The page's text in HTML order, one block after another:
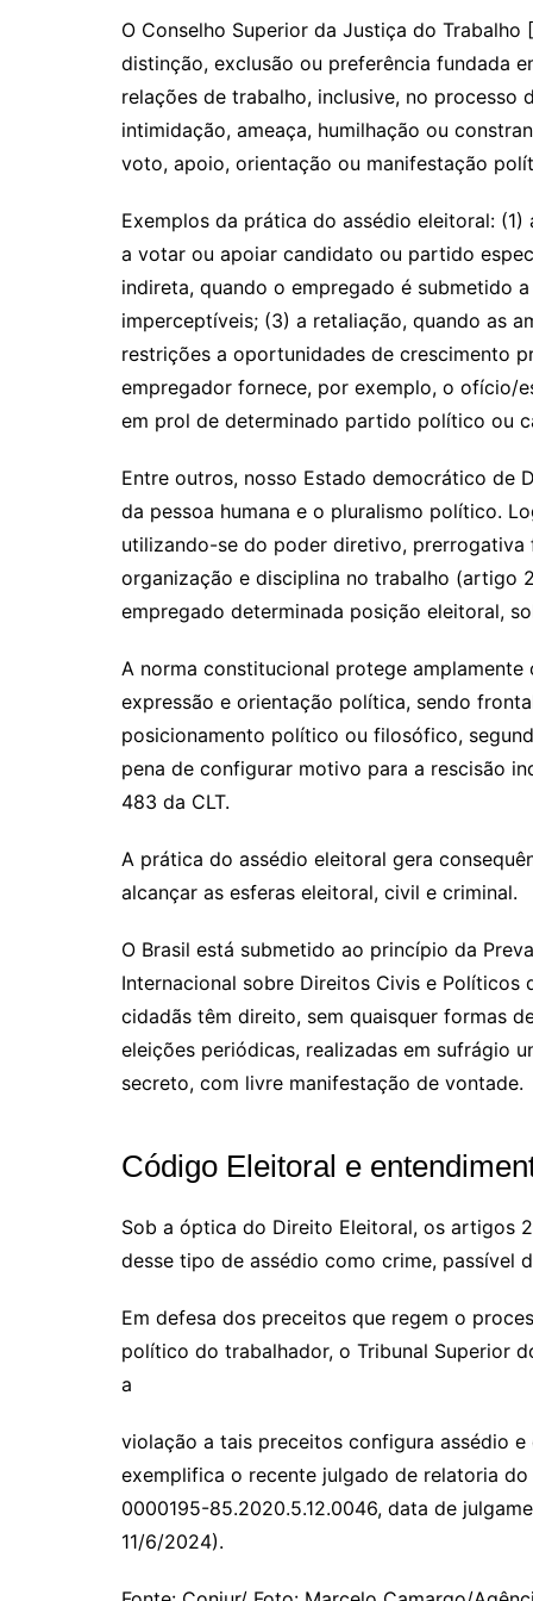
Li
n
k
A
p
p
a
m
dI
n
O Conselho Superior da Justiça do
distinção, exclusão ou preferência fundada
relações de trabalho, inclusive, no processo
intimidação, ameaça, humilhação ou
voto, apoio, orientação ou manifestação
Exemplos da prática do assédio eleitoral:
a votar ou apoiar candidato ou partido
indireta, quando o empregado é submetido
imperceptíveis; (3) a retaliação, quando as
restrições a oportunidades de crescimento
empregador fornece, por exemplo, o ofício/
em prol de determinado partido político ou
Entre outros, nosso Estado democrático de
da pessoa humana e o pluralismo político.
utilizando-se do poder diretivo,
organização e disciplina no trabalho (artigo
empregado determinada posição eleitoral,
A norma constitucional protege
expressão e orientação política, sendo
posicionamento político ou filosófico,
pena de configurar motivo para a rescisão
483 da CLT.
A prática do assédio eleitoral gera
alcançar as esferas eleitoral, civil e criminal.
O Brasil está submetido ao princípio da
Internacional sobre Direitos Civis e Políticos
cidadãs têm direito, sem quaisquer formas
eleições periódicas, realizadas em sufrágio
secreto, com livre manifestação de vontade.
Código Eleitoral e
Sob a óptica do Direito Eleitoral, os artigos
desse tipo de assédio como crime, passível
Em defesa dos preceitos que regem o
político do trabalhador, o Tribunal Superior
a
violação a tais preceitos configura assédio
exemplifica o recente julgado de relatoria
0000195-85.2020.5.12.0046, data de
11/6/2024).